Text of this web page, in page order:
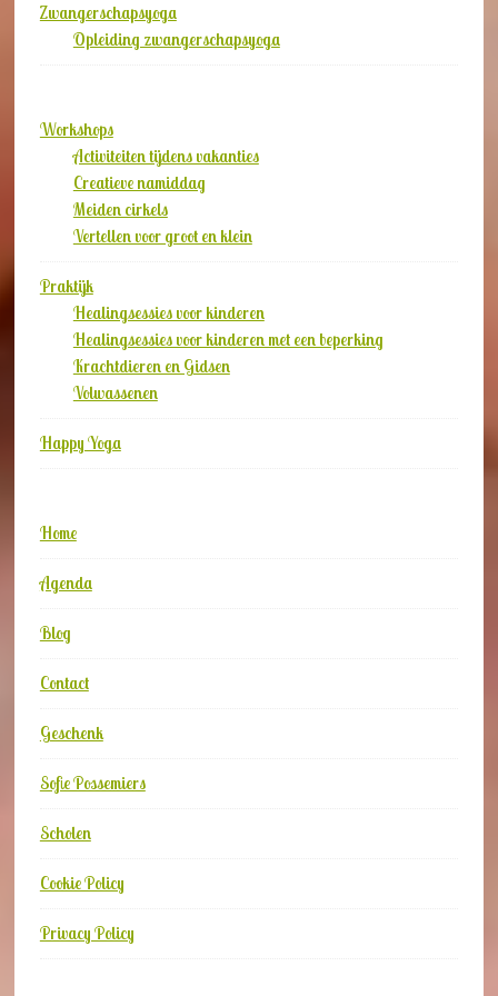
Zwangerschapsyoga
Opleiding zwangerschapsyoga
Workshops
Activiteiten tijdens vakanties
Creatieve namiddag
Meiden cirkels
Vertellen voor groot en klein
Praktijk
Healingsessies voor kinderen
Healingsessies voor kinderen met een beperking
Krachtdieren en Gidsen
Volwassenen
Happy Yoga
Home
Agenda
Blog
Contact
Geschenk
Sofie Possemiers
Scholen
Cookie Policy
Privacy Policy